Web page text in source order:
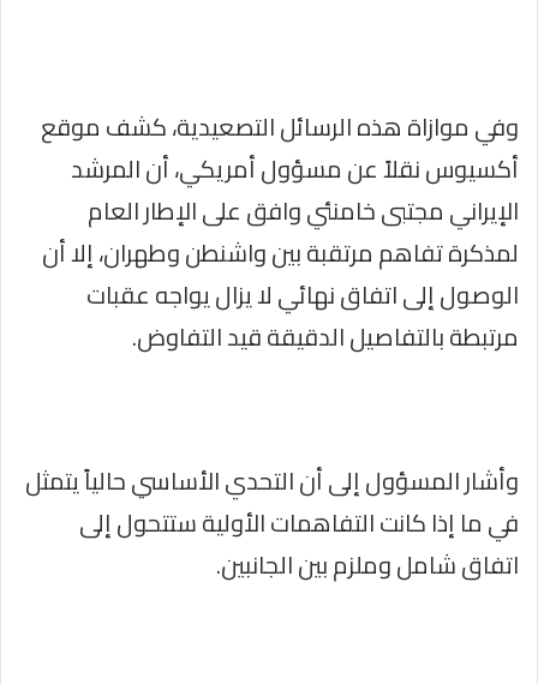
وفي موازاة هذه الرسائل التصعيدية، كشف موقع
أكسيوس نقلاً عن مسؤول أمريكي، أن المرشد
الإيراني مجتبى خامنئي وافق على الإطار العام
لمذكرة تفاهم مرتقبة بين واشنطن وطهران، إلا أن
الوصول إلى اتفاق نهائي لا يزال يواجه عقبات
مرتبطة بالتفاصيل الدقيقة قيد التفاوض.
وأشار المسؤول إلى أن التحدي الأساسي حالياً يتمثل
في ما إذا كانت التفاهمات الأولية ستتحول إلى
اتفاق شامل وملزم بين الجانبين.